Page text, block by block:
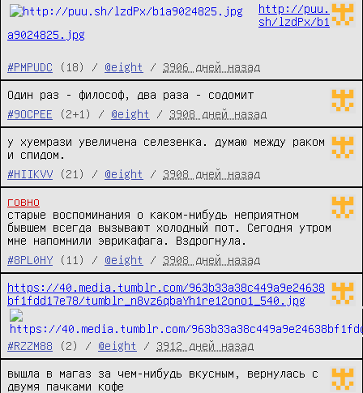
http://puu.
sh/lzdPx/b1
a9024825.jpg
#PMPUDC (18) / @eight / 3906 дней назад
Один раз - философ, два раза - содомит
#9OCPEE
(2+1) / @eight / 3908 дней назад
у хуемрази увеличена селезенка. думаю между раком
и спидом.
#HIIKVV
(21) / @eight / 3908 дней назад
говно
старые воспоминания о каком-нибудь неприятном
бывшем всегда вызывают холодный пот. Сегодня утром
мне напомнили эврикафага. Вздрогнула.
#8PL0HY
(11) / @eight / 3908 дней назад
https://40.media.tumblr.com/963b33a38c449a9e24638
bf1fdd17e78/tumblr_n8vz6qbaYh1re12ono1_540.jpg
#RZZM88 (2) / @eight / 3912 дней назад
вышла в магаз за чем-нибудь вкусным, вернулась с
двумя пачками кофе